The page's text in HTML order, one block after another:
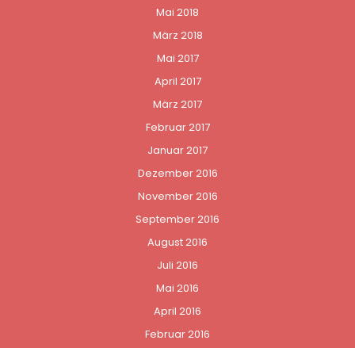
Mai 2018
März 2018
Mai 2017
April 2017
März 2017
Februar 2017
Januar 2017
Dezember 2016
November 2016
September 2016
August 2016
Juli 2016
Mai 2016
April 2016
Februar 2016